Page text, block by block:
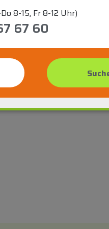
8-15, Fr 8-12 Uhr)
67 60